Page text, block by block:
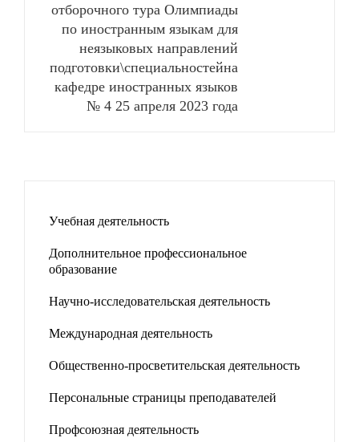
отборочного тура Олимпиады
по иностранным языкам для
неязыковых направлений
подготовки\специальностейна
кафедре иностранных языков
№ 4 25 апреля 2023 года
Учебная деятельность
Дополнительное профессиональное
образование
Научно-исследовательская деятельность
Международная деятельность
Общественно-просветительская деятельность
Персональные страницы преподавателей
Профсоюзная деятельность